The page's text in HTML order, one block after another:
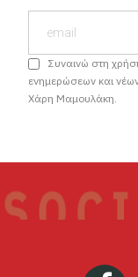
Συναινώ στη
ενημερώσεων και
Χάρη Μαμουλάκη.